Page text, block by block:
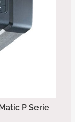
P Serie